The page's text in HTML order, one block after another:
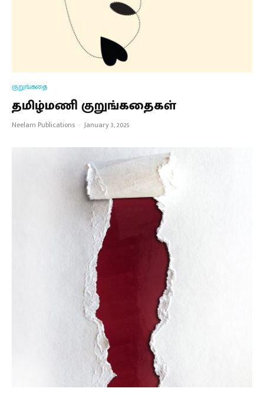
குறுங்கதை
தமிழ்மணி குறுங்கதைகள்
Neelam Publications · January 3, 2025